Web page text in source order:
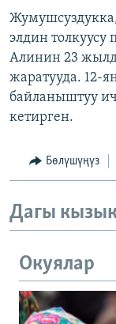
элдин
Алинин 23
жаратууда. 12-
байланыштуу
кетирген.
Бөлүшүңүз
Дагы
Окуялар